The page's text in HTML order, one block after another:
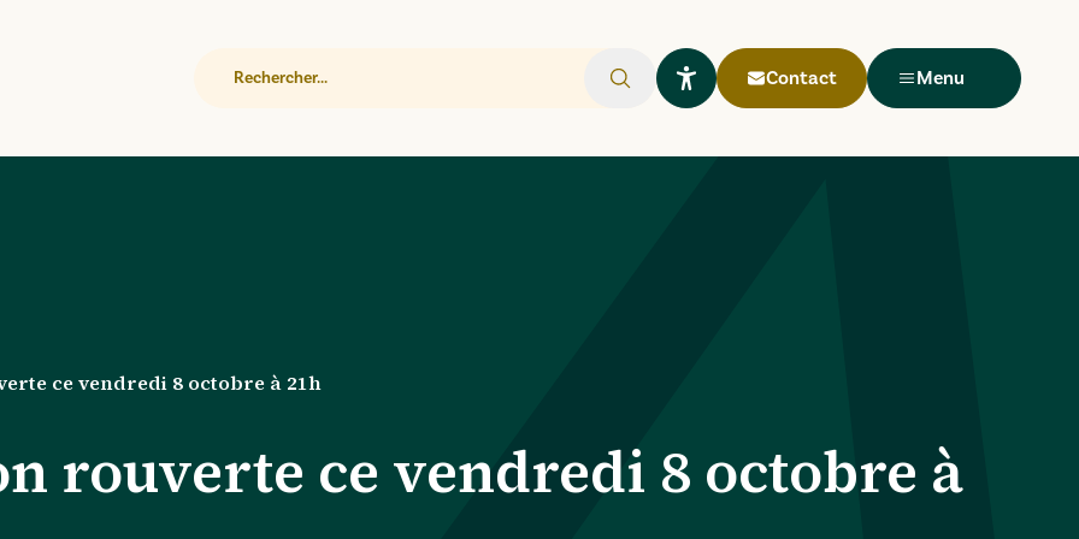
Rechercher
Ouvrir le widget Lisio
Contact Menu
ce vendredi 8 octobre à 21h
rouverte ce vendredi 8 octobre à